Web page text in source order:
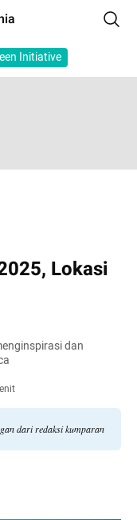
Initiative
Lokasi
dan
dari redaksi kumparan